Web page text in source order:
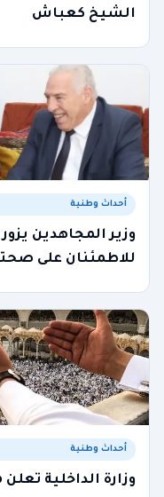
الشيخ كعباش
أحداث وطنية
وزير المجاهدين
للاطمئنان على
أحداث وطنية
وزارة الداخلية